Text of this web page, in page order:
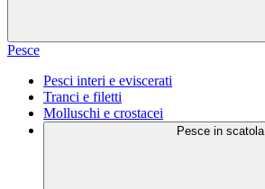
Pesce
Pesci interi e eviscerati
Tranci e filetti
Molluschi e crostacei
Pesce in scatola